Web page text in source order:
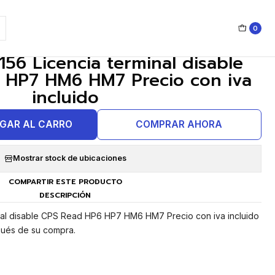
0
Licencia terminal disable
HP7 HM6 HM7 Precio con iva
incluido
AL CARRO COMPRAR AHORA
Mostrar stock de ubicaciones
COMPARTIR ESTE PRODUCTO
DESCRIPCIÓN
disable CPS Read HP6 HP7 HM6 HM7 Precio con iva incluido
de su compra.